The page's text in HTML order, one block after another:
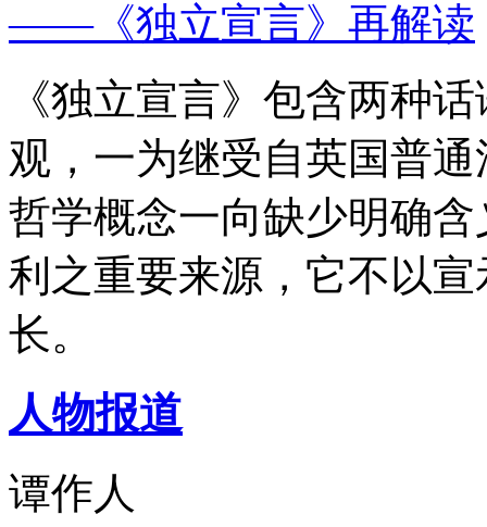
——《独立宣言》再解读
《独立宣言》包含两种
观，一为继受自英国普
哲学概念一向缺少明确
利之重要来源，它不以
长。
人物报道
谭作人